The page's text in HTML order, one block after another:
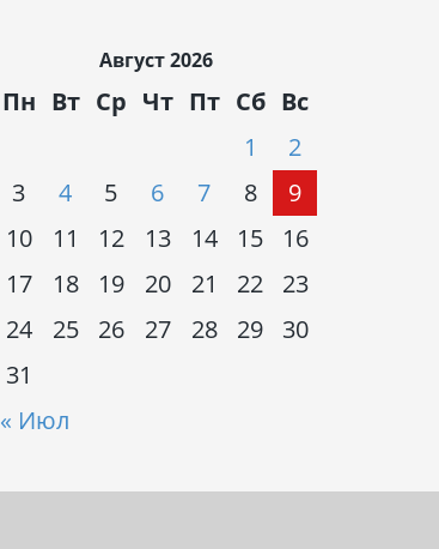
Август 2026
Пн Вт Ср Чт Пт Сб Вс
« Июл
1
2
3
4 5 6 7 8
9
10
11 12 13 14 15
16
17
18 19 20 21 22
23
24
25 26 27 28 29
30
31